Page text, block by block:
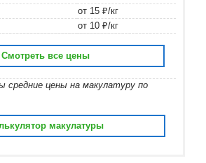
от 15 ₽/кг
от 10 ₽/кг
Смотреть все цены
средние цены на макулатуру по
макулатуры